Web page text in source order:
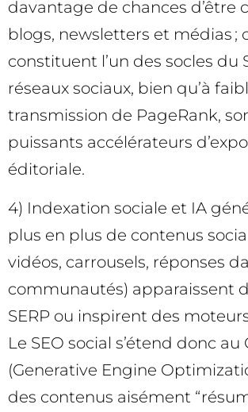
davantage de chances d’être
blogs, newsletters et médias ;
constituent l’un des socles du
réseaux sociaux, bien qu’à
transmission de PageRank,
puissants accélérateurs
éditoriale.
4) Indexation sociale et IA
plus en plus de contenus
vidéos, carrousels, réponses
communautés) apparaissent
SERP ou inspirent des
Le SEO social s’étend donc au
(Generative Engine
des contenus aisément